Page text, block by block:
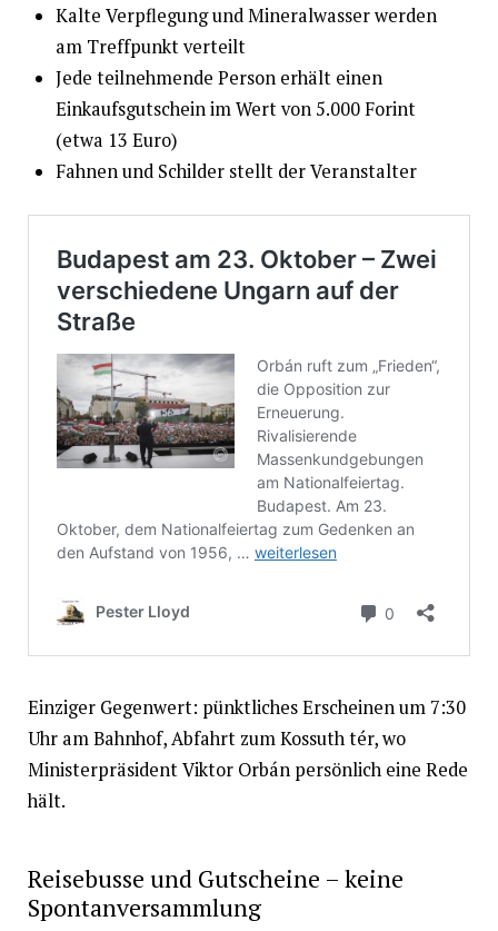
Kalte Verpflegung und Mineralwasser werden
am Treffpunkt verteilt
Jede teilnehmende Person erhält einen
Einkaufsgutschein im Wert von 5.000 Forint
(etwa 13 Euro)
Fahnen und Schilder stellt der Veranstalter
Einziger Gegenwert: pünktliches Erscheinen um 7:30
Uhr am Bahnhof, Abfahrt zum Kossuth tér, wo
Ministerpräsident Viktor Orbán persönlich eine Rede
hält.
Reisebusse und Gutscheine – keine
Spontanversammlung